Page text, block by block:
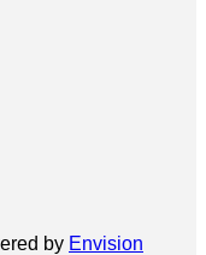
by Envision